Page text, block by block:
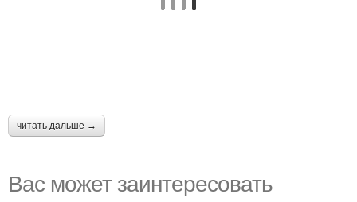
читать дальше →
Вас может заинтересовать